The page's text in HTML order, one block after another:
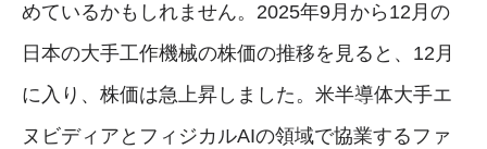
めているかもしれません。2025年9月から12月の
日本の大手工作機械の株価の推移を見ると、12月
に入り、株価は急上昇しました。米半導体大手エ
ヌビディアとフィジカルAIの領域で協業するファ